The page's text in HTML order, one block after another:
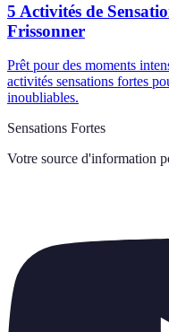
5 Activités de
Frissonner
Prêt pour des moments
activités sensations fortes
inoubliables.
Sensations Fortes
Votre source d'information